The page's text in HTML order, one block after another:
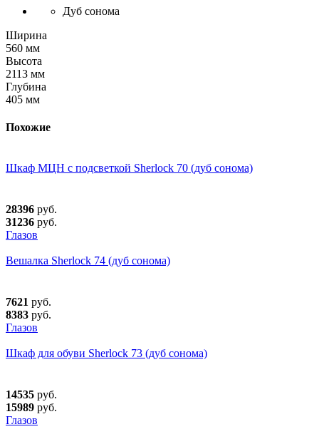
Дуб сонома
Ширина
560 мм
Высота
2113 мм
Глубина
405 мм
Похожие
Шкаф МЦН с подсветкой Sherlock 70 (дуб сонома)
28396 руб.
31236 руб.
Глазов
Вешалка Sherlock 74 (дуб сонома)
7621 руб.
8383 руб.
Глазов
Шкаф для обуви Sherlock 73 (дуб сонома)
14535 руб.
15989 руб.
Глазов